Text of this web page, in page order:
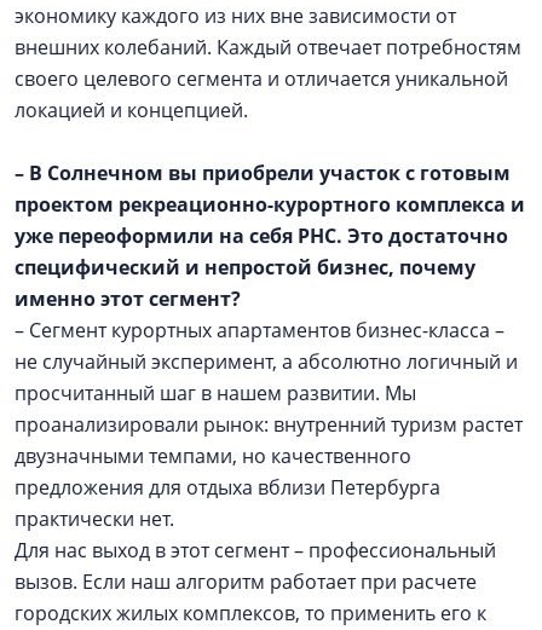
экономику каждого из них вне зависимости от
внешних колебаний. Каждый отвечает потребностям
своего целевого сегмента и отличается уникальной
локацией и концепцией.
– В Солнечном вы приобрели участок с готовым
проектом рекреационно-курортного комплекса и
уже переоформили на себя РНС. Это достаточно
специфический и непростой бизнес, почему
именно этот сегмент?
– Сегмент курортных апартаментов бизнес-класса –
не случайный эксперимент, а абсолютно логичный и
просчитанный шаг в нашем развитии. Мы
проанализировали рынок: внутренний туризм растет
двузначными темпами, но качественного
предложения для отдыха вблизи Петербурга
практически нет.
Для нас выход в этот сегмент – профессиональный
вызов. Если наш алгоритм работает при расчете
городских жилых комплексов, то применить его к